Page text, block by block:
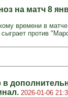
на матч 8
времени в
против
2026-01-06